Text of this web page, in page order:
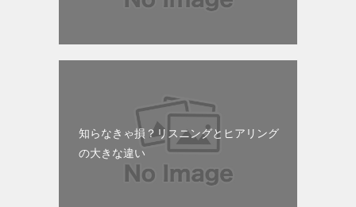
知らなきゃ損？リスニングとヒアリング
の大きな違い